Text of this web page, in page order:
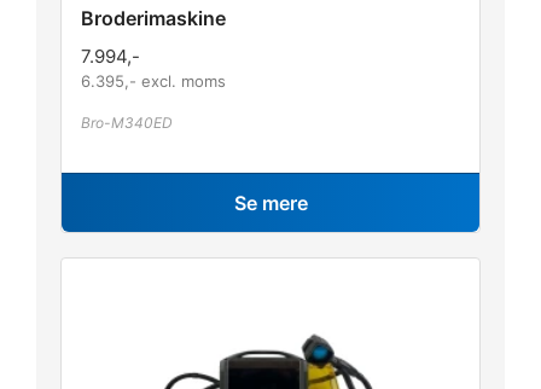
Broderimaskine
7.994,-
6.395 ,- excl. moms
Bro-M340ED
Se mere